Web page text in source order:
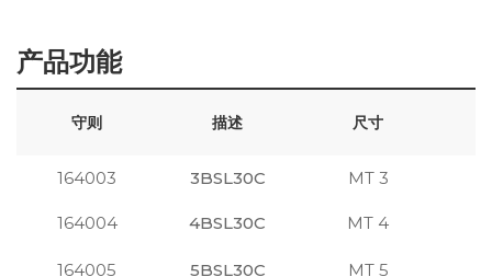
产品功能
守则 描述 尺寸
164003 3BSL30C MT 3
164004 4BSL30C MT 4
164005 5BSL30C MT 5